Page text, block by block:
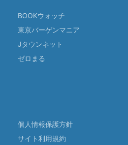
BOOKウォッチ
東京バーゲンマニア
Jタウンネット
ゼロまる
個人情報保護方針
サイト利用規約